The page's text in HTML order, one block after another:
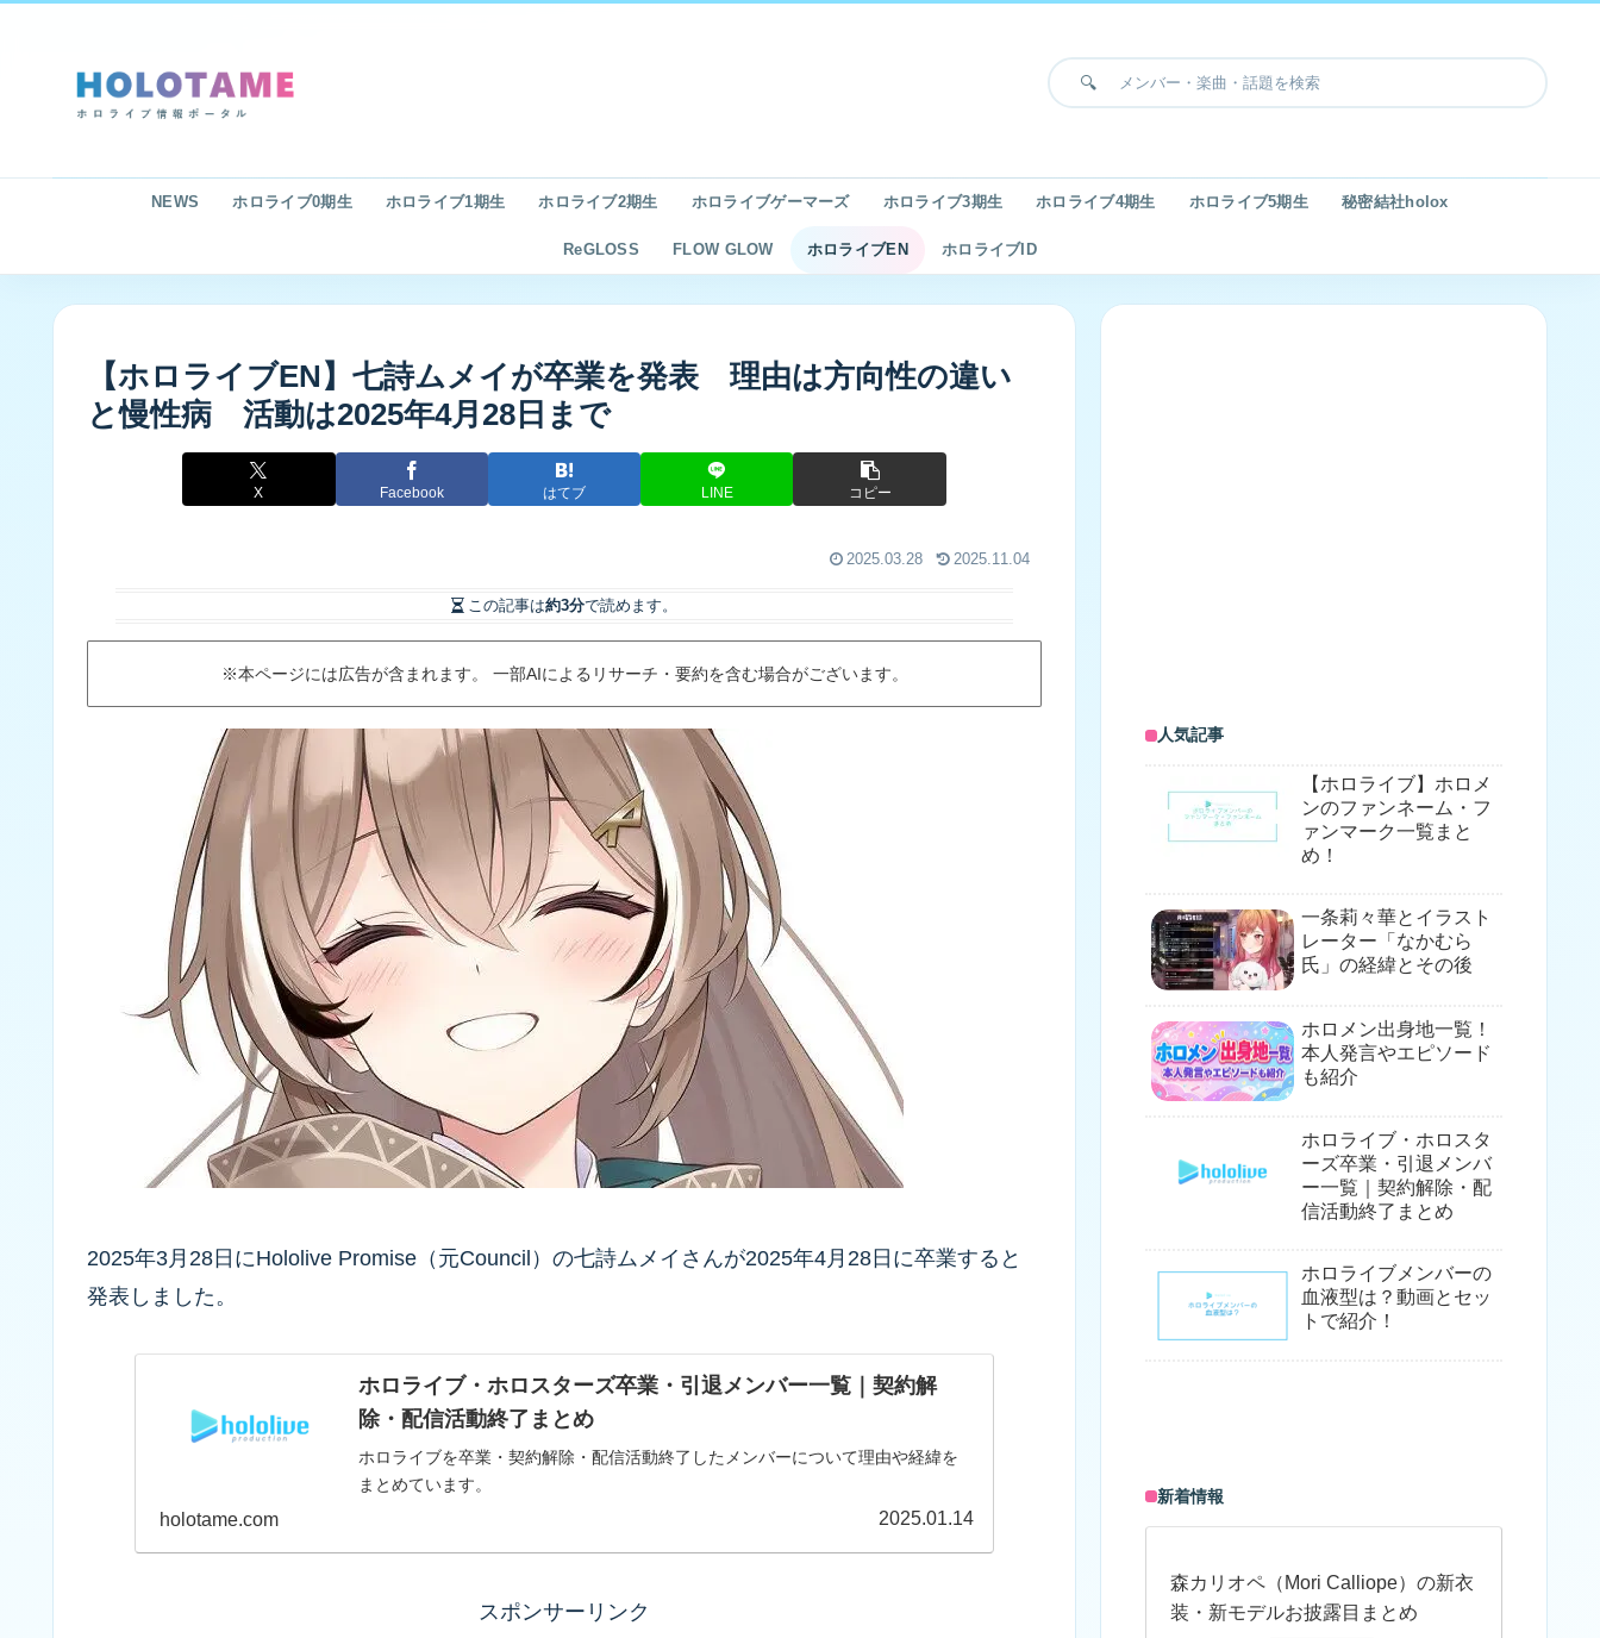
NEWS ホロライブ0期生 ホロライブ1期生 ホロライブ2期生 ホロライブゲーマーズ ホロライブ3期生 ホロライブ4期生 ホロライブ5期生 秘密結社holox
ReGLOSS FLOW GLOW ホロライブEN ホロライブID
【ホロライブEN】七詩ムメイが卒業を発表 理由は方向性の違い
と慢性病 活動は2025年4月28日まで
X Facebook はてブ LINE コピー
2025.03.28 2025.11.04
この記事は約3分で読めます。
※本ページには広告が含まれます。 一部AIによるリサーチ・要約を含む場合がございます。
2025年3月28日にHololive Promise（元Council）の七詩ムメイさんが2025年4月28日に卒業すると
発表しました。
ホロライブ・ホロスターズ卒業・引退メンバー一覧｜契約解
除・配信活動終了まとめ
ホロライブを卒業・契約解除・配信活動終了したメンバーについて理由や経緯を
まとめています。
holotame.com 2025.01.14
スポンサーリンク
人気記事
【ホロライブ】ホロメ
ンのファンネーム・フ
ァンマーク一覧まと
め！
一条莉々華とイラスト
レーター「なかむら
氏」の経緯とその後
ホロメン出身地一覧！
本人発言やエピソード
も紹介
ホロライブ・ホロスタ
ーズ卒業・引退メンバ
ー一覧｜契約解除・配
信活動終了まとめ
ホロライブメンバーの
血液型は？動画とセッ
トで紹介！
新着情報
森カリオペ（Mori Calliope）の新衣
装・新モデルお披露目まとめ